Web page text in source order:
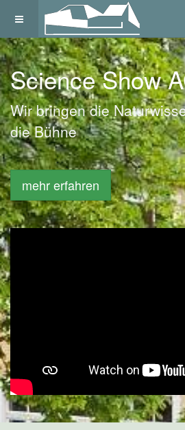
Science Show
Wir bringen die
die Bühne
mehr erfahren